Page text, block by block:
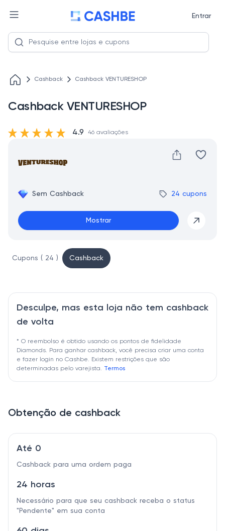
Entrar
Cashback Cashback VENTURESHOP
Cashback VENTURESHOP
Sem Cashback 24 cupons
Mostrar
4.9 46 avaliações
Cupons ( 24 ) Cashback
Desculpe, mas esta loja não tem cashback
de volta
* O reembolso é obtido usando os pontos de fidelidade
Diamonds. Para ganhar cashback, você precisa criar uma conta
e fazer login no Cashbe. Existem restrições que são
determinadas pelo varejista. Termos
Obtenção de cashback
Até 0
Cashback para uma ordem paga
24 horas
Necessário para que seu cashback receba o status
"Pendente" em sua conta